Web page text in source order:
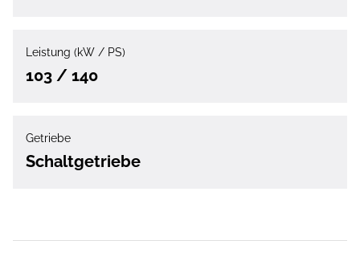
Leistung (kW / PS)
103 / 140
Getriebe
Schaltgetriebe